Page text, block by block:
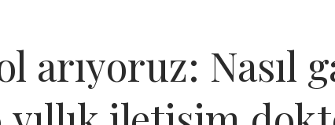
arıyoruz: Nasıl